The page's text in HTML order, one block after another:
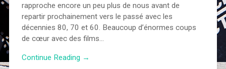
rapproche encore un peu plus de nous avant de
repartir prochainement vers le passé avec les
décennies 80, 70 et 60. Beaucoup d’énormes coups
de cœur avec des films…
Continue Reading →